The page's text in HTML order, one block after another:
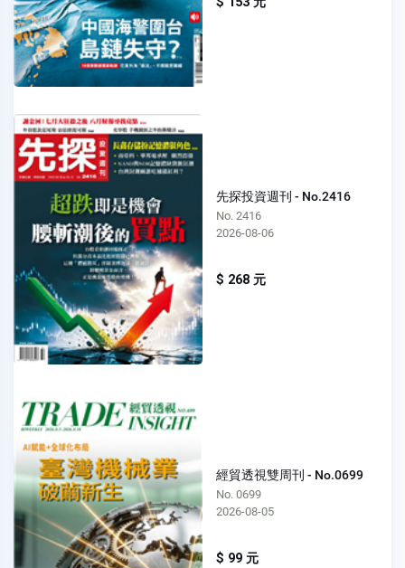
先探投資週刊 - No.2416
No. 2416
2026-08-06
$ 268 元
經貿透視雙周刊 - No.0699
No. 0699
2026-08-05
$ 99 元